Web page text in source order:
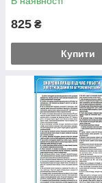
825 ₴
Купити